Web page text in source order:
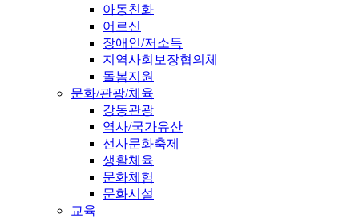
아동친화
어르신
장애인/저소득
지역사회보장협의체
돌봄지원
문화/관광/체육
강동관광
역사/국가유산
선사문화축제
생활체육
문화체험
문화시설
교육